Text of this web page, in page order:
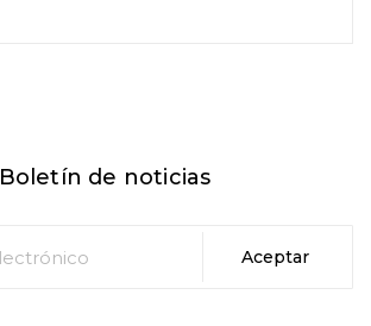
Boletín de noticias